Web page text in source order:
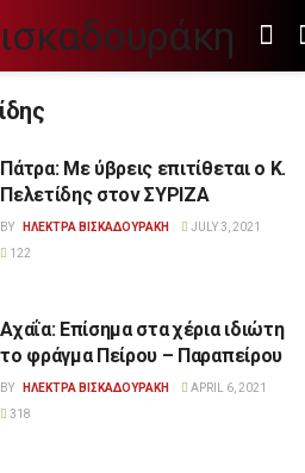
Πάτρα: Με ύβρεις επιτίθεται ο Κ.
Πελετίδης στον ΣΥΡΙΖΑ
BY ΗΛΕΚΤΡΑ ΒΙΣΚΑΔΟΥΡΑΚΗ
JULY 3, 2021
122
Αχαΐα: Επίσημα στα χέρια ιδιώτη
το φράγμα Πείρου – Παραπείρου
BY ΗΛΕΚΤΡΑ ΒΙΣΚΑΔΟΥΡΑΚΗ
APRIL 6, 2021
318